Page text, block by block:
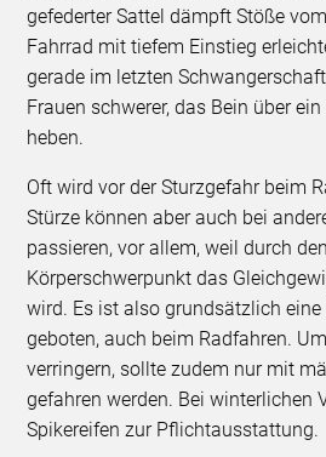
gefederter Sattel dämpft Stöße
Fahrrad mit tiefem Einstieg
gerade im letzten
Frauen schwerer, das Bein über
heben.
Oft wird vor der Sturzgefahr beim
Stürze können aber auch bei
passieren, vor allem, weil durch
Körperschwerpunkt das
wird. Es ist also grundsätzlich
geboten, auch beim Radfahren.
verringern, sollte zudem nur mit
gefahren werden. Bei winterlichen
Spikereifen zur Pflichtausstattung.